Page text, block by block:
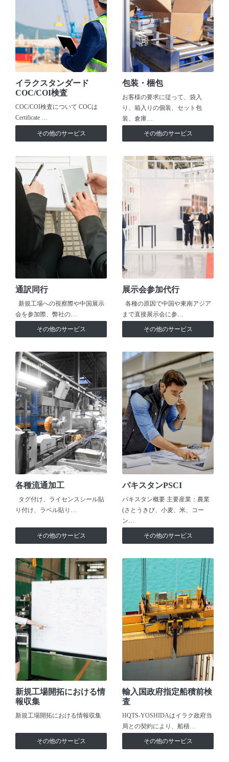
イラクスタンダード
COC/COI検査
COC/COI検査について COCは
Certificate …
その他のサービス
包装・梱包
お客様の要求に従って、袋入
り、箱入りの個装、セット包
装、倉庫…
その他のサービス
通訳同行
新規工場への視察際や中国展示
会を参加際、弊社の…
その他のサービス
展示会参加代行
各種の原因で中国や東南アジア
まで直接展示会に参…
その他のサービス
各種流通加工
タグ付け、ライセンスシール貼
り付け、ラベル貼り…
その他のサービス
パキスタンPSCI
パキスタン概要 主要産業：農業
(さとうきび、小麦、米、コー
ン…
その他のサービス
新規工場開拓における情
報収集
新規工場開拓における情報収集
その他のサービス
輸入国政府指定船積前検
査
HQTS-YOSHIDAはイラク政府当
局との契約により、船積…
その他のサービス